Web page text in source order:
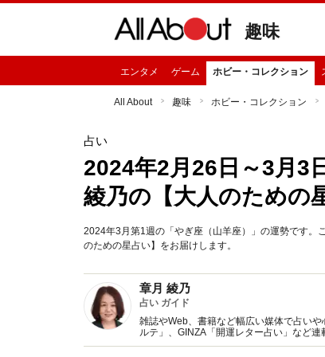
趣味
エンタメ ゲーム ホビー・コレクション
All About 趣味 ホビー・コレクション
占い
2024年2月26日～3月3
綾乃の【大人のための
2024年3月第1週の「やぎ座（山羊座）」の運勢です。
のための星占い】をお届けします。
章月 綾乃
占い ガイド
雑誌やWeb、書籍など幅広い媒体で占い
ルテ」、GINZA「開運レター占い」など
い、しぐさや言葉グセの研究など守備範囲